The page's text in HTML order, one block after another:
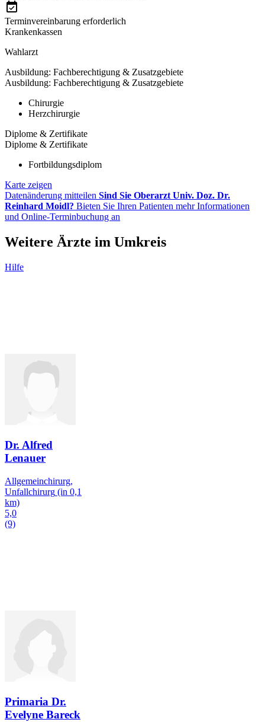
Terminvereinbarung erforderlich
Krankenkassen
Wahlarzt
Ausbildung: Fachberechtigung & Zusatzgebiete
Ausbildung: Fachberechtigung & Zusatzgebiete
Chirurgie
Herzchirurgie
Diplome & Zertifikate
Diplome & Zertifikate
Fortbildungsdiplom
Karte zeigen
Datenänderung mitteilen Sind Sie Oberarzt Univ. Doz. Dr.
Reinhard Moidl? Bieten Sie Ihren Patienten mehr Informationen
und Online-Terminbuchung an
Weitere Ärzte im Umkreis
Hilfe
Dr. Alfred
Lenauer
Allgemeinchirurg,
Unfallchirurg (in 0,1
km)
5,0
(9)
Primaria Dr.
Evelyne Bareck